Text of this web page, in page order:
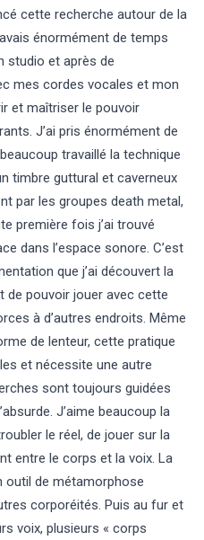
cette recherche autour de la
énormément de temps
studio et après de
mes cordes vocales et mon
et maîtriser le pouvoir
J’ai pris énormément de
travaillé la technique
timbre guttural et caverneux
par les groupes death metal,
première fois j’ai trouvé
dans l’espace sonore. C’est
que j’ai découvert la
de pouvoir jouer avec cette
à d’autres endroits. Même
de lenteur, cette pratique
et nécessite une autre
sont toujours guidées
J’aime beaucoup la
le réel, de jouer sur la
entre le corps et la voix. La
outil de métamorphose
corporéités. Puis au fur et
voix, plusieurs « corps